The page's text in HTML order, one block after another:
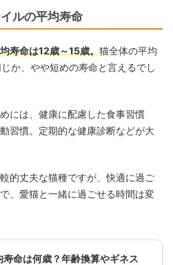
ルの平均寿命
寿命は12歳～15歳。猫全体の平均
か、やや短めの寿命と言えるでし
には、健康に配慮した食事習慣
習慣。定期的な健康診断などが大
的丈夫な猫種ですが、快適に過ご
、愛猫と一緒に過ごせる時間は変
寿命は何歳？年齢換算やギネス